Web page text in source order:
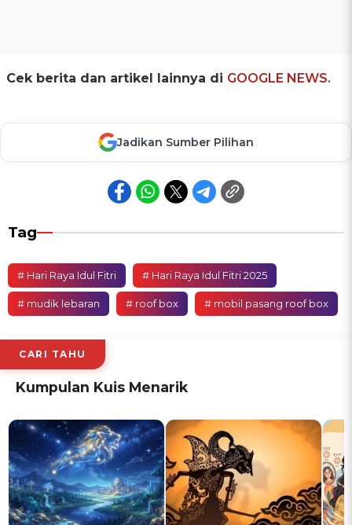
Cek berita dan artikel lainnya di GOOGLE NEWS.
Jadikan Sumber Pilihan
Tag
# Hari Raya Idul Fitri # Hari Raya Idul Fitri 2025
# mudik lebaran # roof box # mobil pasang roof box
CARI TAHU
Kumpulan Kuis Menarik